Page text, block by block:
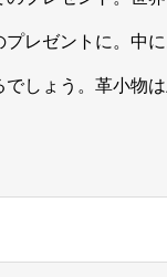
レゼントに。中
しょう。革小物